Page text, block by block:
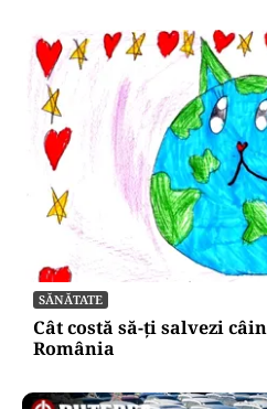
HOROSCOP
Horoscop 6 august 2026.
marea dragoste, alte trei
amoroase